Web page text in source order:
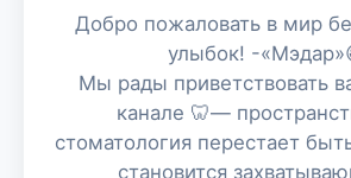
Добро пожаловать в мир
улыбок! -
Мы рады приветствовать
канале 🦷—
стоматология перестает
становится